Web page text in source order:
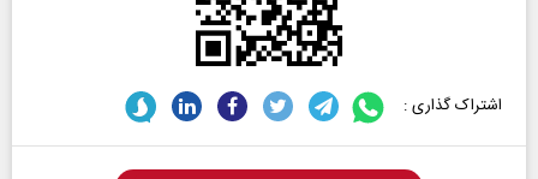
اشتراک گذاری :